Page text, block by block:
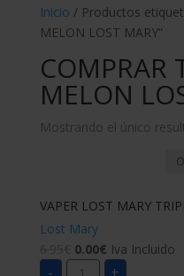
Inicio / Productos
MELON LOST MARY”
COMPRAR
MELON
Mostrando el único
VAPER LOST MARY
Lost Mary
0.00€ Iva Incluido
VAPER